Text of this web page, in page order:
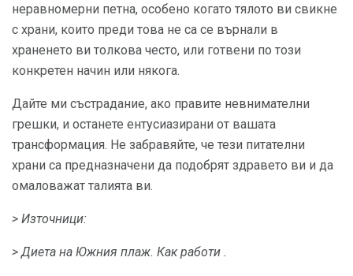
неравномерни петна, особено когато тялото ви свикне
с храни, които преди това не са се върнали в
храненето ви толкова често, или готвени по този
конкретен начин или някога.
Дайте ми състрадание, ако правите невнимателни
грешки, и останете ентусиазирани от вашата
трансформация. Не забравяйте, че тези питателни
храни са предназначени да подобрят здравето ви и да
омаловажат талията ви.
> Източници:
> Диета на Южния плаж. Как работи .